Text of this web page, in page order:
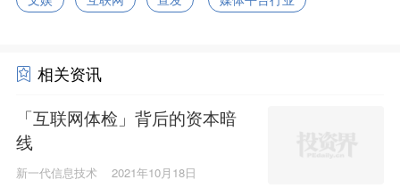
相关资讯
「互联网体检」背后的资本暗
线
新一代信息技术 2021年10月18日